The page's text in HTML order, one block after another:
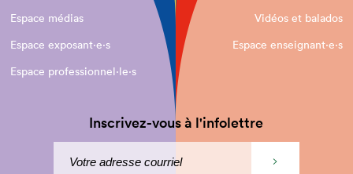
Espace médias
Vidéos et balados
Espace exposant·e⋅s
Espace enseignant·e⋅s
Espace professionnel·le⋅s
Inscrivez-vous à l'infolettre